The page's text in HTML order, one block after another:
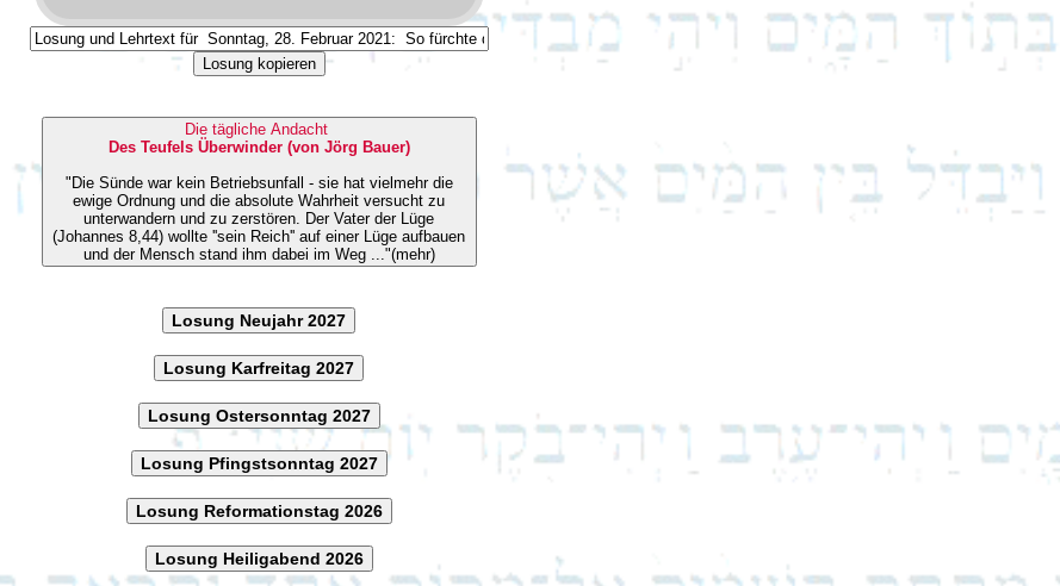
Losung kopieren
Die tägliche Andacht
Des Teufels Überwinder (von Jörg Bauer)
"Die Sünde war kein Betriebsunfall - sie hat vielmehr die
ewige Ordnung und die absolute Wahrheit versucht zu
unterwandern und zu zerstören. Der Vater der Lüge
(Johannes 8,44) wollte ''sein Reich'' auf einer Lüge aufbauen
und der Mensch stand ihm dabei im Weg ..."(mehr)
Losung Neujahr 2027
Losung Karfreitag 2027
Losung Ostersonntag 2027
Losung Pfingstsonntag 2027
Losung Reformationstag 2026
Losung Heiligabend 2026